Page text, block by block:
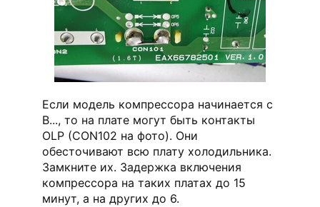
Если модель компрессора начинается с
B..., то на плате могут быть контакты
OLP (CON102 на фото). Они
обесточивают всю плату холодильника.
Замкните их. Задержка включения
компрессора на таких платах до 15
минут, а на других до 6.